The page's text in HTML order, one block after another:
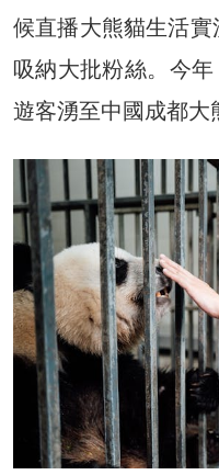
候直播大熊貓生活
吸納大批粉絲。今
遊客湧至中國成都大